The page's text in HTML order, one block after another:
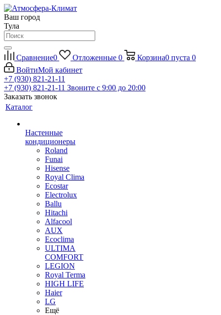
Ваш город
Тула
Сравнение0 Отложенные 0 Корзина0 пуста 0
ВойтиМой кабинет
+7 (930) 821-21-11
+7 (930) 821-21-11 Звоните с 9:00 до 20:00
Заказать звонок
Каталог
Настенные
кондиционеры
Roland
Funai
Hisense
Royal Clima
Ecostar
Electrolux
Ballu
Hitachi
Alfacool
AUX
Ecoclima
ULTIMA
COMFORT
LEGION
Royal Terma
HIGH LIFE
Haier
LG
Ещё